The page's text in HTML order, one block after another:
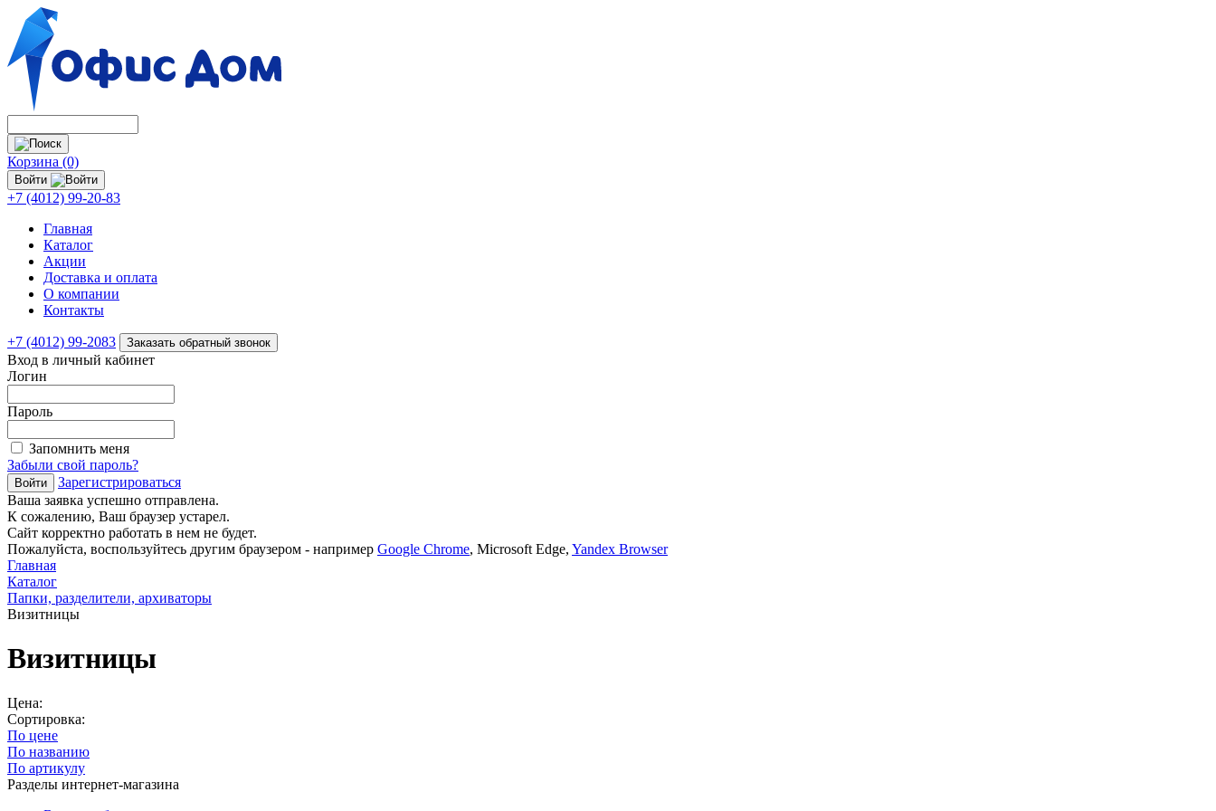
Корзина (0)
Войти
+7 (4012) 99-20-83
Главная
Каталог
Акции
Доставка и оплата
О компании
Контакты
+7 (4012) 99-2083 Заказать обратный звонок
Вход в личный кабинет
Логин
Пароль
Запомнить меня
Забыли свой пароль?
Зарегистрироваться
Ваша заявка успешно отправлена.
К сожалению, Ваш браузер устарел.
Сайт корректно работать в нем не будет.
Пожалуйста, воспользуйтесь другим браузером - например Google Chrome, Microsoft Edge, Yandex Browser
Главная
Каталог
Папки, разделители, архиваторы
Визитницы
Визитницы
Цена:
Сортировка:
По цене
По названию
По артикулу
Разделы интернет-магазина